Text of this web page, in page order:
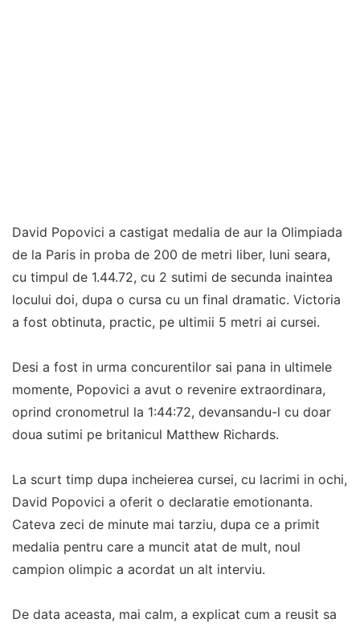
David Popovici a castigat medalia de aur la Olimpiada
de la Paris in proba de 200 de metri liber, luni seara,
cu timpul de 1.44.72, cu 2 sutimi de secunda inaintea
locului doi, dupa o cursa cu un final dramatic. Victoria
a fost obtinuta, practic, pe ultimii 5 metri ai cursei.
Desi a fost in urma concurentilor sai pana in ultimele
momente, Popovici a avut o revenire extraordinara,
oprind cronometrul la 1:44:72, devansandu-l cu doar
doua sutimi pe britanicul Matthew Richards.
La scurt timp dupa incheierea cursei, cu lacrimi in ochi,
David Popovici a oferit o declaratie emotionanta.
Cateva zeci de minute mai tarziu, dupa ce a primit
medalia pentru care a muncit atat de mult, noul
campion olimpic a acordat un alt interviu.
De data aceasta, mai calm, a explicat cum a reusit sa